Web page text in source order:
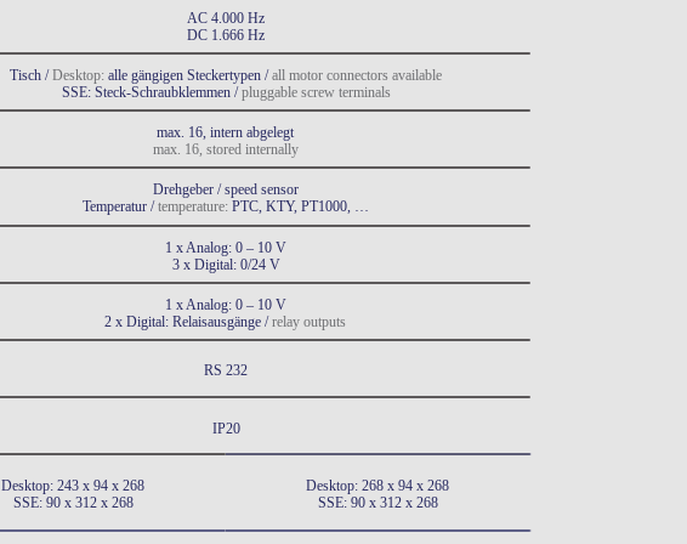
AC 4.000 Hz
DC 1.666 Hz
Tisch / Desktop: alle gängigen Steckertypen / all motor connectors available
SSE: Steck-Schraubklemmen / pluggable screw terminals
max. 16, intern abgelegt
max. 16, stored internally
Drehgeber / speed sensor
Temperatur / temperature: PTC, KTY, PT1000, …
1 x Analog: 0 – 10 V
3 x Digital: 0/24 V
1 x Analog: 0 – 10 V
2 x Digital: Relaisausgänge / relay outputs
RS 232
IP20
Desktop: 243 x 94 x 268
SSE: 90 x 312 x 268
Desktop: 268 x 94 x 268
SSE: 90 x 312 x 268